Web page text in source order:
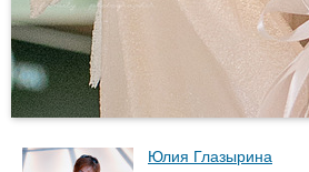
Юлия Глазырина